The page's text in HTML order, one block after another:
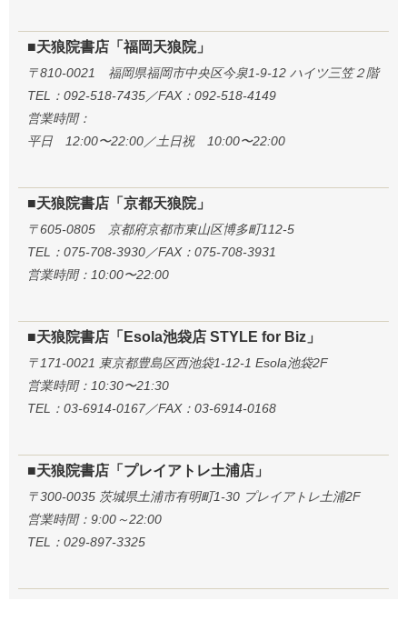
■天狼院書店「福岡天狼院」
〒810-0021 福岡県福岡市中央区今泉1-9-12 ハイツ三笠２階
TEL：092-518-7435／FAX：092-518-4149
営業時間：
平日 12:00〜22:00／土日祝 10:00〜22:00
■天狼院書店「京都天狼院」
〒605-0805 京都府京都市東山区博多町112-5
TEL：075-708-3930／FAX：075-708-3931
営業時間：10:00〜22:00
■天狼院書店「Esola池袋店 STYLE for Biz」
〒171-0021 東京都豊島区西池袋1-12-1 Esola池袋2F
営業時間：10:30〜21:30
TEL：03-6914-0167／FAX：03-6914-0168
■天狼院書店「プレイアトレ土浦店」
〒300-0035 茨城県土浦市有明町1-30 プレイアトレ土浦2F
営業時間：9:00～22:00
TEL：029-897-3325